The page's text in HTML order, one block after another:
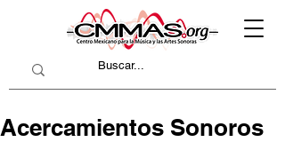
Acercamientos Sonoros